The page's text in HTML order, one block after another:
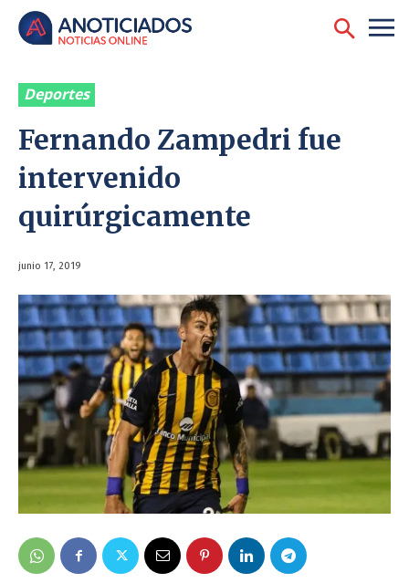
Deportes
Fernando Zampedri fue
intervenido
quirúrgicamente
junio 17, 2019